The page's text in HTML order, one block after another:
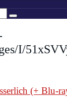
I/
(+ Blu-